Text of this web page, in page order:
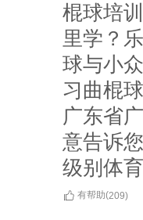
棍球培
里学？
球与小
习曲棍
广东省
意告诉
级别体
有帮助(209)